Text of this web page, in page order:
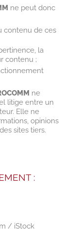
ne peut donc
contenu de ces
la
contenu ;
ne
litige entre un
Elle ne
opinions
sites tiers.
:
/ iStock